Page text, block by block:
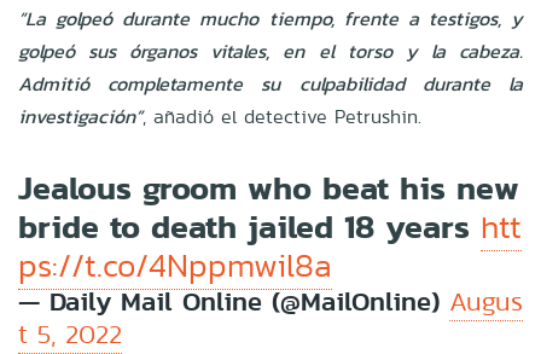
“La golpeó durante mucho tiempo, frente a testigos, y
golpeó sus órganos vitales, en el torso y la cabeza.
Admitió completamente su culpabilidad durante la
investigación”, añadió el detective Petrushin.
Jealous groom who beat his new
bride to death jailed 18 years htt
ps://t.co/4Nppmwil8a
— Daily Mail Online (@MailOnline) Augus
t 5, 2022